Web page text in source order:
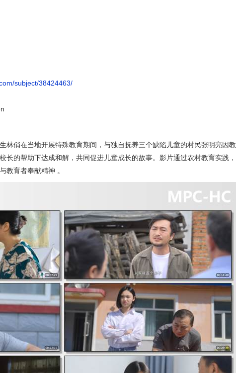
subject/38424463/
林俏在当地开展特殊教育期间，与独自抚养三个缺陷儿童的村民张明亮因教
长的帮助下达成和解，共同促进儿童成长的故事。影片通过农村教育实践，
教育者奉献精神 。